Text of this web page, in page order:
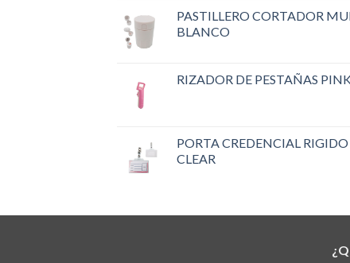
PASTILLERO CORTADOR
BLANCO
RIZADOR DE PESTAÑAS
PORTA CREDENCIAL RIGIDO
CLEAR